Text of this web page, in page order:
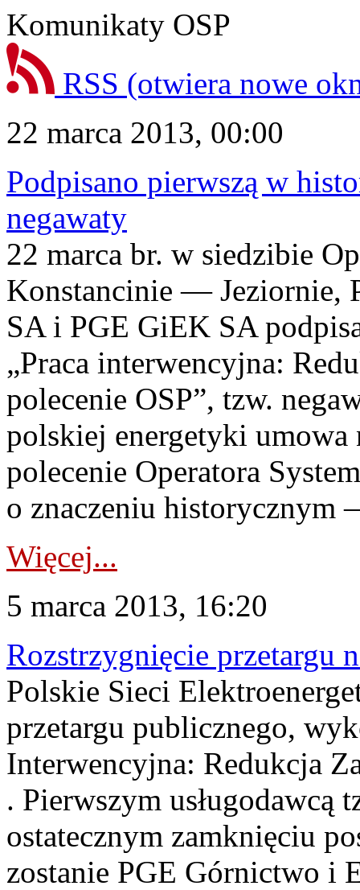
Komunikaty OSP
RSS (otwiera nowe
22 marca 2013, 00:00
Podpisano pierwszą w
negawaty
22 marca br. w siedzibie
Konstancinie — Jeziornie,
SA i PGE GiEK SA
„Praca interwencyjna:
polecenie OSP”, tzw.
polskiej energetyki umowa
polecenie Operatora
o znaczeniu historycznym
Więcej...
5 marca 2013, 16:20
Rozstrzygnięcie przetargu
Polskie Sieci
przetargu publicznego,
Interwencyjna: Redukcja
. Pierwszym
ostatecznym zamknięciu
zostanie PGE Górnictwo i